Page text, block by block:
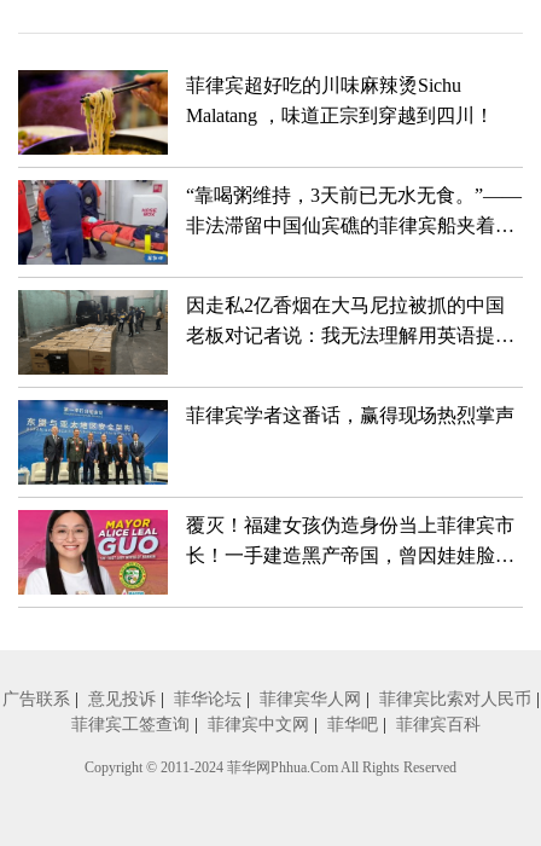
菲律宾超好吃的川味麻辣烫Sichu
Malatang ，味道正宗到穿越到四川！
“靠喝粥维持，3天前已无水无食。”——
非法滞留中国仙宾礁的菲律宾船夹着尾
因走私2亿香烟在大马尼拉被抓的中国
老板对记者说：我无法理解用英语提出
菲律宾学者这番话，赢得现场热烈掌声
覆灭！福建女孩伪造身份当上菲律宾市
长！一手建造黑产帝国，曾因娃娃脸深
广告联系 意见投诉 菲华论坛 菲律宾华人网 菲律宾比索对人民币
菲律宾工签查询
菲律宾中文网 菲华吧 菲律宾百科
Copyright © 2011-2024 菲华网Phhua.Com All Rights Reserved